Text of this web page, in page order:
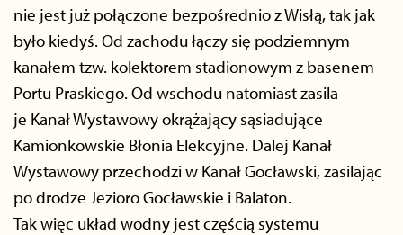
nie jest już połączone bezpośrednio z Wisłą, tak jak
było kiedyś. Od zachodu łączy się podziemnym
kanałem tzw. kolektorem stadionowym z basenem
Portu Praskiego. Od wschodu natomiast zasila
je Kanał Wystawowy okrążający sąsiadujące
Kamionkowskie Błonia Elekcyjne. Dalej Kanał
Wystawowy przechodzi w Kanał Gocławski, zasilając
po drodze Jezioro Gocławskie i Balaton.
Tak więc układ wodny jest częścią systemu